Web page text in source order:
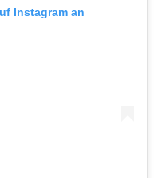
Instagram an